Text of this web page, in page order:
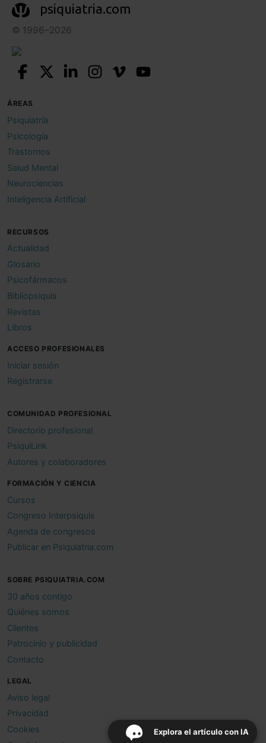
Explora el artículo con IA
psiquiatria.com
© 1996–2026
ÁREAS
Psiquiatría
Psicología
Trastornos
Salud Mental
Neurociencias
Inteligencia Artificial
RECURSOS
Actualidad
Glosario
Psicofármacos
Bibliopsiquis
Revistas
Libros
ACCESO PROFESIONALES
Iniciar sesión
Registrarse
COMUNIDAD PROFESIONAL
Directorio profesional
PsiquiLink
Autores y colaboradores
FORMACIÓN Y CIENCIA
Cursos
Congreso Interpsiquis
Agenda de congresos
Publicar en Psiquiatria.com
SOBRE PSIQUIATRIA.COM
30 años contigo
Quiénes somos
Clientes
Patrocinio y publicidad
Contacto
LEGAL
Aviso legal
Privacidad
Cookies